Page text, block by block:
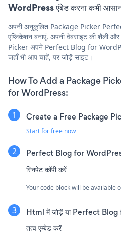
WordPress एंबेड करना कभी आसान
अपनी अनुकूलित Package Picker
एप्लिकेशन बनाएं, अपनी वेबसाइट की शैली
Picker अपने Perfect Blog for
जहाँ भी आप चाहें, पर जोड़ें साइट।
How To Add a Package
for WordPress:
Create a Free Package
Start for free now
Perfect Blog for
स्निपेट कॉपी करें
Your code block will be available
Html में जोड़ें या Perfect Blog
तत्व एम्बेड करें